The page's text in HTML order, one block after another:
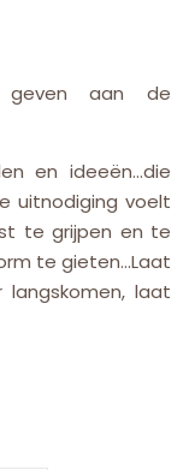
aan de
en ideeën…die
uitnodiging voelt
te grijpen en te
te gieten…Laat
laat